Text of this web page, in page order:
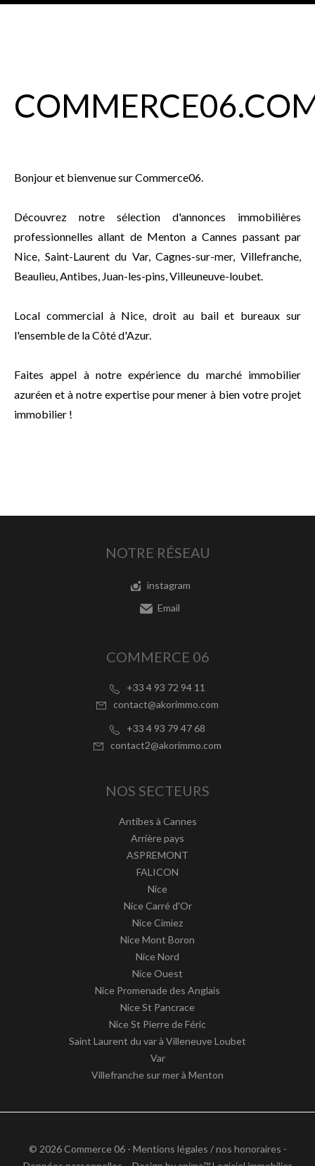
COMMERCE06
Bonjour et bienvenue sur Commerce06.
Découvrez notre sélection d'annonces immobilières
professionnelles allant de Menton a Cannes passant par
Nice, Saint-Laurent du Var, Cagnes-sur-mer, Villefranche,
Beaulieu, Antibes, Juan-les-pins, Villeuneuve-loubet.
Local commercial à Nice, droit au bail et bureaux sur
l'ensemble de la Côté d'Azur.
Faites appel à notre expérience du marché immobilier
azuréen et à notre expertise pour mener à bien votre projet
immobilier !
NOTRE RÉSEAU
instagram
Email
COMMERCE 06
+33 4 93 72 94 11
contact@akorimmo.com
+33 4 93 79 47 68
contact2@akorimmo.com
NOS SECTEURS
Antibes à Cannes
Arrière pays
ASPREMONT
FALICON
Nice
Nice Carré d'Or
Nice Cimiez
Nice Mont Boron
Nice Nord
Nice Ouest
Nice Promenade des Anglais
Nice St Pancrace
Nice St Pierre de Féric
Saint Laurent du var à Villeneuve Loubet
Var
Villefranche sur mer à Menton
© 2026 Commerce 06 - Mentions légales / nos honoraires -